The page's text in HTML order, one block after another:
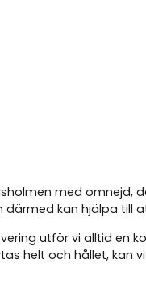
med omnejd,
kan hjälpa till
utför vi alltid en
helt och hållet,